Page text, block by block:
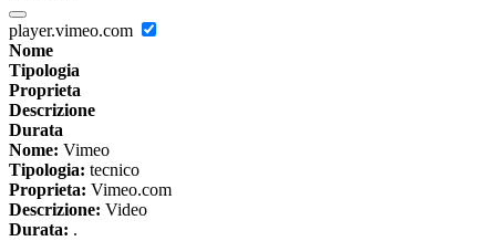
player.vimeo.com
Nome
Tipologia
Proprieta
Descrizione
Durata
Nome: Vimeo
Tipologia: tecnico
Proprieta: Vimeo.com
Descrizione: Video
Durata: .